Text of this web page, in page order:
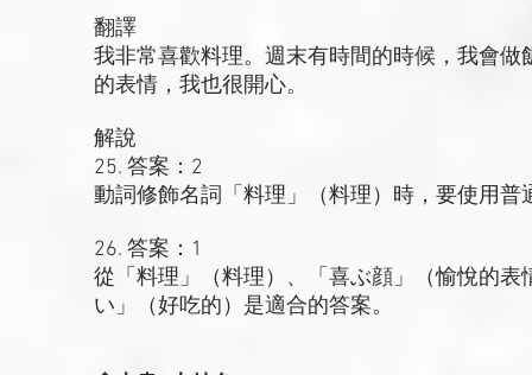
翻譯
我非常喜歡料理。週末有時間的時候，我會
的表情，我也很開心。
解說
25. 答案：2
動詞修飾名詞「料理」（料理）時，要使用普
26. 答案：1
從「料理」（料理）、「喜ぶ顔」（愉悅的
い」（好吃的）是適合的答案。